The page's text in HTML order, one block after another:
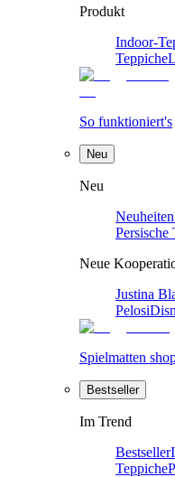
Produkt
Indoor-
Teppiche
So funktioniert's
Neu
Neu
Neuheiten
Persische
Neue
Justina
Pelosi
Spielmatten
Bestseller
Im Trend
Bestseller
Teppiche